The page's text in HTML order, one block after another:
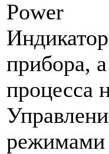
Power
прибора,
процесса
режимами